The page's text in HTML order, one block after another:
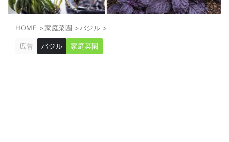
HOME >家庭菜園 >バジル >
広告 バジル 家庭菜園